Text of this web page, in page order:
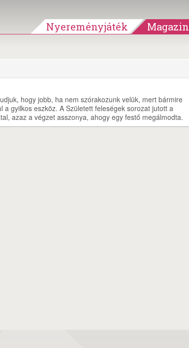
Nyereményjáték Magazin
hogy jobb, ha nem szórakozunk velük, mert bármire
gyilkos eszköz. A Született feleségek sorozat jutott a
azaz a végzet asszonya, ahogy egy festő megálmodta.